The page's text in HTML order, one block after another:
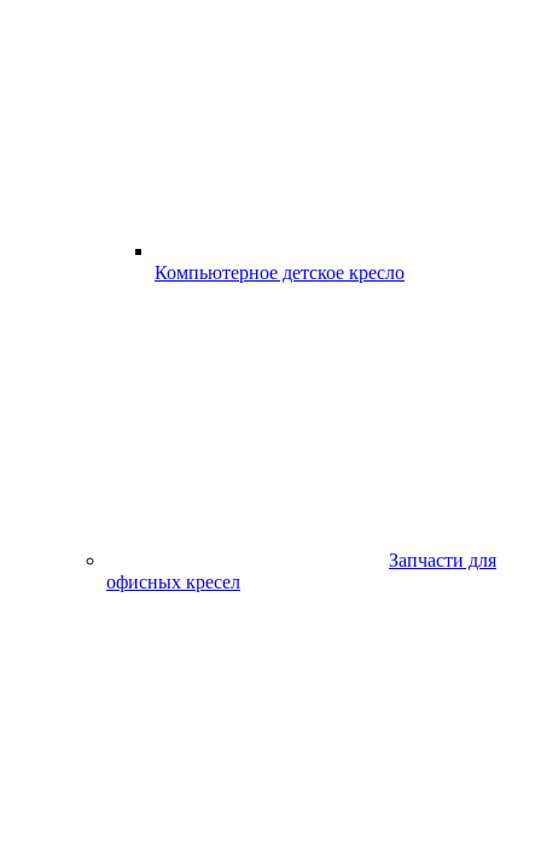
Компьютерное детское кресло
Запчасти для
офисных кресел